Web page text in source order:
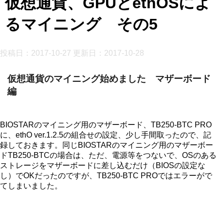
るマイニング その5
投稿日：2017-10-27 更新日： 2017-10-28
仮想通貨のマイニング始めました マザーボード
編
BIOSTARのマイニング用のマザーボード、TB250-BTC PRO
に、ethO ver.1.2.5の組合せの設定、少し手間取ったので、記
録しておきます。同じBIOSTARのマイニング用のマザーボー
ドTB250-BTCの場合は、ただ、電源等をつないで、OSのある
ストレージをマザーボードに差し込むだけ（BIOSの設定な
し）でOKだったのですが、TB250-BTC PROではエラーがで
てしまいました。